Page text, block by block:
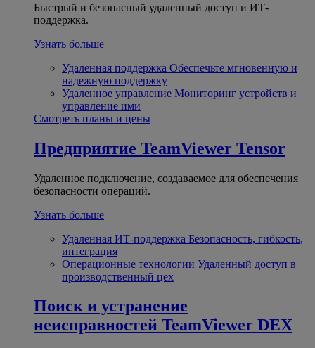
Быстрый и безопасный удаленный доступ и ИТ-
поддержка.
Узнать больше
Удаленная поддержка Обеспечьте мгновенную и
надежную поддержку
Удаленное управление Мониторинг устройств и
управление ими
Смотреть планы и цены
Предприятие TeamViewer Tensor
Удаленное подключение, создаваемое для обеспечения
безопасности операций.
Узнать больше
Удаленная ИТ-поддержка Безопасность, гибкость,
интеграция
Операционные технологии Удаленный доступ в
производственный цех
Поиск и устранение
неисправностей TeamViewer DEX